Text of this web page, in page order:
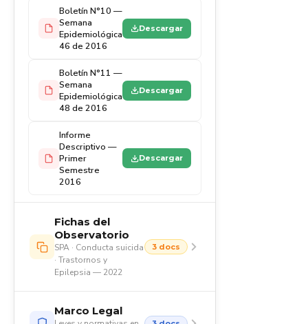
Boletín N°10 —
Semana
Epidemiológica
46 de 2016
Descargar
Boletín N°11 —
Semana
Epidemiológica
48 de 2016
Descargar
Informe
Descriptivo —
Primer
Semestre
2016
Descargar
Fichas del
Observatorio
SPA · Conducta suicida
· Trastornos y
Epilepsia — 2022
3 docs
Marco Legal